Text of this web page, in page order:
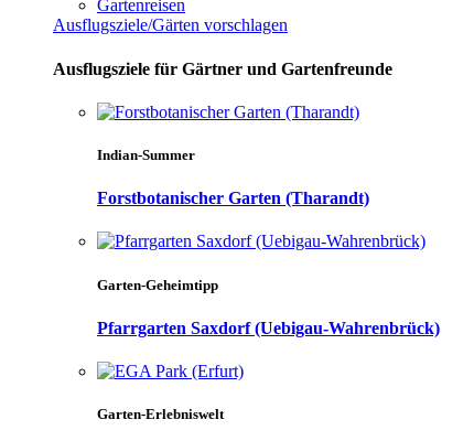
Gartenreisen
Ausflugsziele/Gärten vorschlagen
Ausflugsziele für Gärtner und Gartenfreunde
Indian-Summer
Forstbotanischer Garten (Tharandt)
Garten-Geheimtipp
Pfarrgarten Saxdorf (Uebigau-Wahrenbrück)
Garten-Erlebniswelt